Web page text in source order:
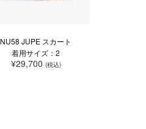
NU58 JUPE スカート
着用サイズ：2
¥29,700 (税込)